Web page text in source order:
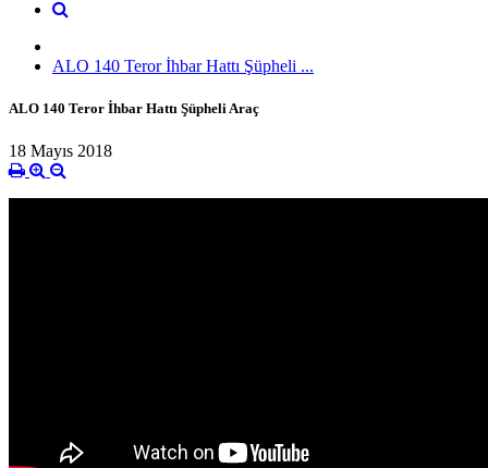
ALO 140 Teror İhbar Hattı Şüpheli ...
ALO 140 Teror İhbar Hattı Şüpheli Araç
18 Mayıs 2018